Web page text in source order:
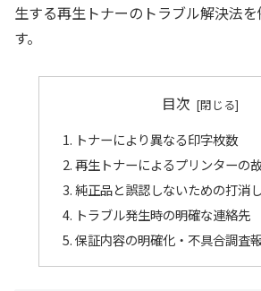
生する再生トナーのトラブル解決法
す。
目次
トナーにより異なる印字枚数
再生トナーによるプリンターの
純正品と誤認しないための打消
トラブル発生時の明確な連絡先
保証内容の明確化・不具合調査